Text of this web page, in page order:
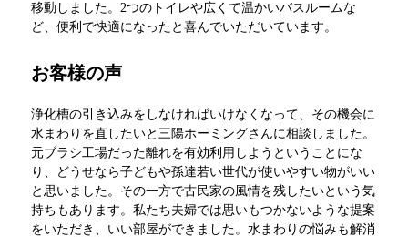
移動しました。2つのトイレや広くて温かいバスルームな
ど、便利で快適になったと喜んでいただいています。
お客様の声
浄化槽の引き込みをしなければいけなくなって、その機会に
水まわりを直したいと三陽ホーミングさんに相談しました。
元ブラシ工場だった離れを有効利用しようということにな
り、どうせなら子どもや孫達若い世代が使いやすい物がいい
と思いました。その一方で古民家の風情を残したいという気
持ちもあります。私たち夫婦では思いもつかないような提案
をいただき、いい部屋ができました。水まわりの悩みも解消